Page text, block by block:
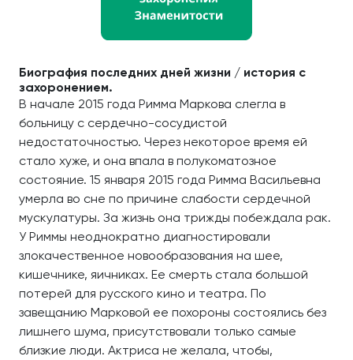
Биография последних дней жизни / история с
захоронением.
В начале 2015 года Римма Маркова слегла в
больницу с сердечно-сосудистой
недостаточностью. Через некоторое время ей
стало хуже, и она впала в полукоматозное
состояние. 15 января 2015 года Римма Васильевна
умерла во сне по причине слабости сердечной
мускулатуры. За жизнь она трижды побеждала рак.
У Риммы неоднократно диагностировали
злокачественное новообразования на шее,
кишечнике, яичниках. Ее смерть стала большой
потерей для русского кино и театра. По
завещанию Марковой ее похороны состоялись без
лишнего шума, присутствовали только самые
близкие люди. Актриса не желала, чтобы,